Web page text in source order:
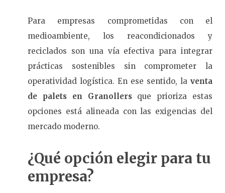
Para empresas comprometidas con el
medioambiente, los reacondicionados y
reciclados son una vía efectiva para integrar
prácticas sostenibles sin comprometer la
operatividad logística. En ese sentido, la venta
de palets en Granollersque prioriza estas
opciones está alineada con las exigencias del
mercado moderno.
¿Qué opción elegir para tu
empresa?